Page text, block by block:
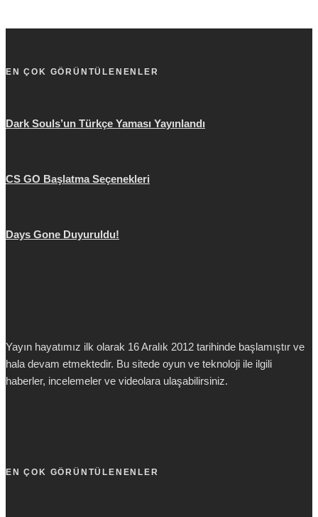
EN ÇOK GÖRÜNTÜLENENLER
Dark Souls’un Türkçe Yaması Yayınlandı
CS GO Başlatma Seçenekleri
Days Gone Duyuruldu!
Yayın hayatımız ilk olarak 16 Aralık 2012 tarihinde başlamıştır ve
hala devam etmektedir. Bu sitede oyun ve teknoloji ile ilgili
haberler, incelemeler ve videolara ulaşabilirsiniz.
EN ÇOK GÖRÜNTÜLENENLER